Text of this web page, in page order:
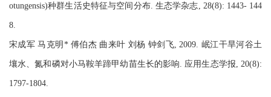
otungensis)种群生活史特征与空间分布. 生态学杂志, 28(8): 1443- 144
8.
宋成军 马克明* 傅伯杰 曲来叶 刘杨 钟剑飞, 2009. 岷江干旱河谷土
壤水、氮和磷对小马鞍羊蹄甲幼苗生长的影响. 应用生态学报, 20(8):
1797-1804.